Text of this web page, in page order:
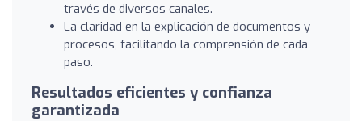
través de diversos canales.
La claridad en la explicación de documentos y
procesos, facilitando la comprensión de cada
paso.
Resultados eficientes y confianza
garantizada